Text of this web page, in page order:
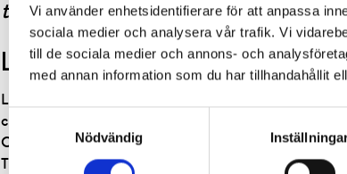
Vi använder enhetsidentifierare för att anpassa
sociala medier och analysera vår trafik. Vi
till de sociala medier och annons- och
med annan information som du har tillhandahållit
Nödvändig
the chairlift!
Lämmellandet
Lenny Lämmel has his own country, Lämmellandet.
cross-course, Lenny´s mini snowpark and Lenny
Closely located to Lämmellandet you find Solkattens
The Lenny Club.